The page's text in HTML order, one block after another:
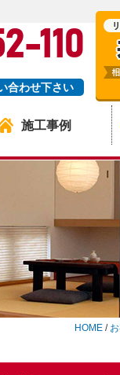
110
合わせ下さい
施工事例
HOME /